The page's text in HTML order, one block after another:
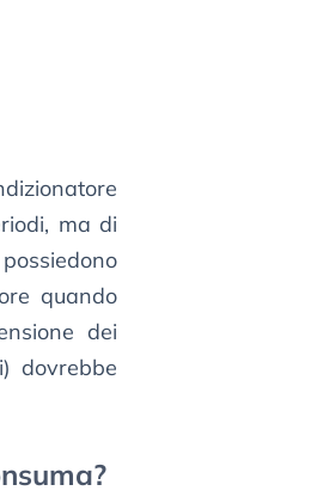
ma di
quando
dei
dovrebbe